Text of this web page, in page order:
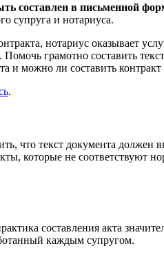
составлен в письменной
супруга и нотариуса.
нотариус оказывает
грамотно составить
можно ли составить контракт
.
что текст документа должен
которые не соответствуют
составления акта
каждым супругом.